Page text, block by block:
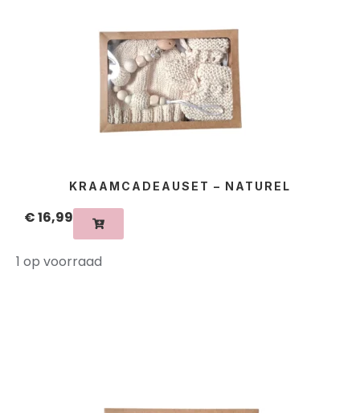
KRAAMCADEAUSET – NATUREL
€16,99
1 op voorraad